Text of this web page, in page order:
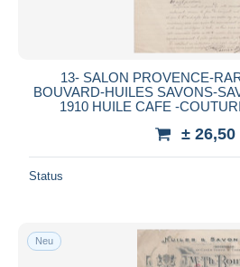
13- SALON PROVENCE-
BOUVARD-HUILES SAVONS-
1910 HUILE CAFE -
± 26,50
Status
Neu